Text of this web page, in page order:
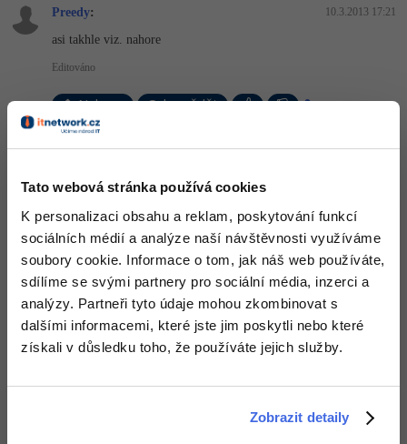
Tato webová stránka používá cookies
K personalizaci obsahu a reklam, poskytování funkcí
sociálních médií a analýze naší návštěvnosti využíváme
soubory cookie. Informace o tom, jak náš web používáte,
sdílíme se svými partnery pro sociální média, inzerci a
analýzy. Partneři tyto údaje mohou zkombinovat s
dalšími informacemi, které jste jim poskytli nebo které
získali v důsledku toho, že používáte jejich služby.
Zobrazit detaily
Windows
Sítě
Elektronický podpis
Fórum
Preedy: 10.3.2013 17:21
asi takhle viz. nahore
Editováno
Nahoru Odpovědět
Odpovídá na Preedy
Mas List zvirat a ti maji metodu jen zvuk(). Kdyby jsi mel List
Odpovědět +1
Odpovídá na Fugiczek
Preedy: 10.3.2013 17:30
aha, ale když mi tam šli hodit psi, tak jsem myslel že vlastost Zije
pujde zavolat